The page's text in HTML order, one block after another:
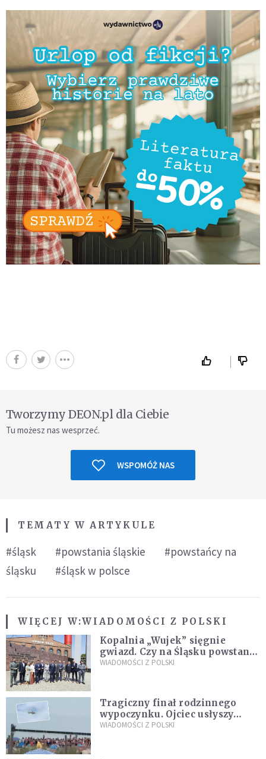
Tworzymy DEON.pl dla Ciebie
Tu możesz nas wesprzeć.
WSPOMÓŻ NAS
TEMATY W ARTYKULE
#śląsk #powstania śląskie
#powstańcy na
śląsku
#śląsk w polsce
WIĘCEJ W:WIADOMOŚCI Z POLSKI
Kopalnia „Wujek” sięgnie
gwiazd. Czy na Śląsku powstanie
„Dolina Krzemowa”?
WIADOMOŚCI Z POLSKI
Tragiczny finał rodzinnego
wypoczynku. Ojciec usłyszy
zarzuty
WIADOMOŚCI Z POLSKI